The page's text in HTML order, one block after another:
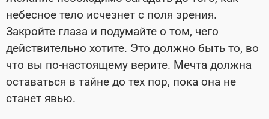
небесное тело исчезнет с поля зрения.
Закройте глаза и подумайте о том, чего
действительно хотите. Это должно быть то, во
что вы по-настоящему верите. Мечта должна
оставаться в тайне до тех пор, пока она не
станет явью.